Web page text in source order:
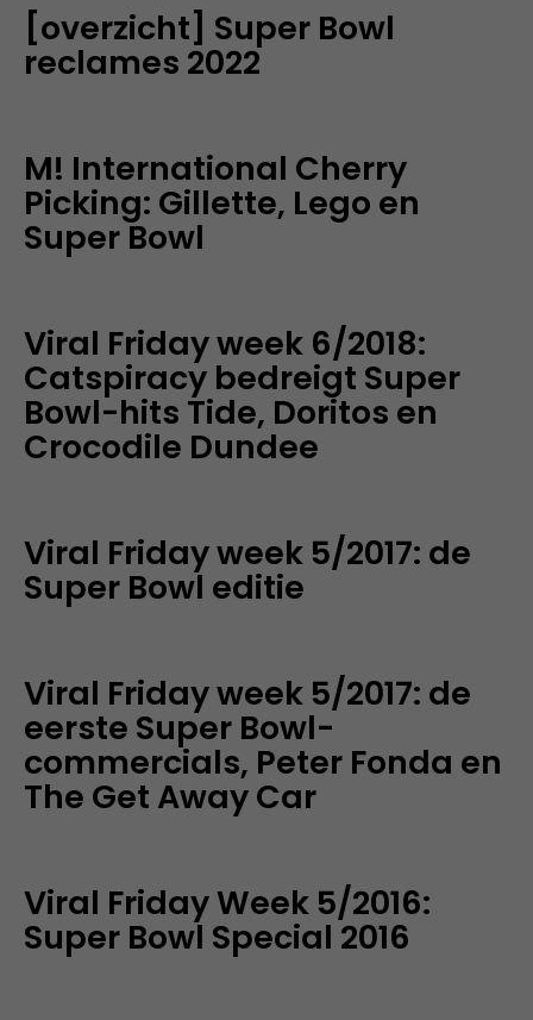
[overzicht] Super Bowl
reclames 2022
M! International Cherry
Picking: Gillette, Lego en
Super Bowl
Viral Friday week 6/2018:
Catspiracy bedreigt Super
Bowl-hits Tide, Doritos en
Crocodile Dundee
Viral Friday week 5/2017: de
Super Bowl editie
Viral Friday week 5/2017: de
eerste Super Bowl-
commercials, Peter Fonda en
The Get Away Car
Viral Friday Week 5/2016:
Super Bowl Special 2016